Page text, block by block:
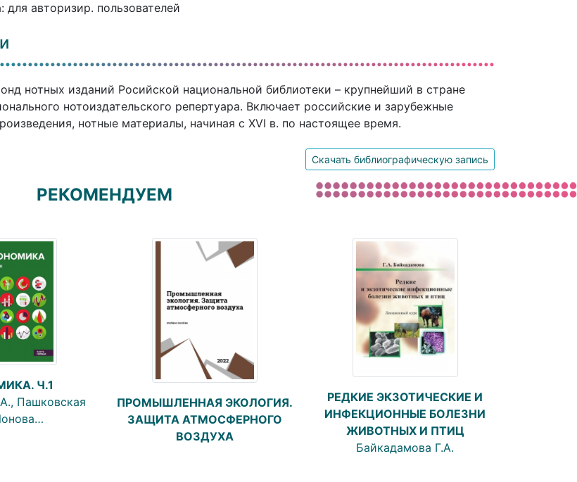
авторизир. пользователей
нотных изданий Росийской национальной библиотеки – крупнейший в стране
нотоиздательского репертуара. Включает российские и зарубежные
нотные материалы, начиная с XVI в. по настоящее время.
Скачать библиографическую запись
РЕКОМЕНДУЕМ
Ч.1
Пашковская
ПРОМЫШЛЕННАЯ ЭКОЛОГИЯ.
ЗАЩИТА АТМОСФЕРНОГО
ВОЗДУХА
РЕДКИЕ ЭКЗОТИЧЕСКИЕ И
ИНФЕКЦИОННЫЕ БОЛЕЗНИ
ЖИВОТНЫХ И ПТИЦ
Байкадамова Г.А.